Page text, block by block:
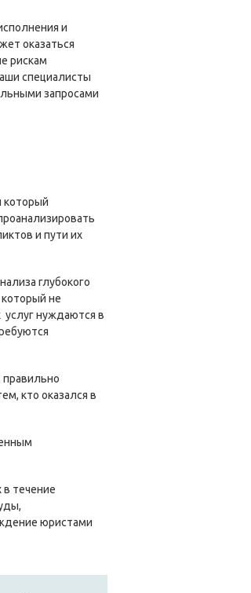
и
оказаться
рискам
специалисты
запросами
который
и пути их
глубокого
не
услуг нуждаются в
кто оказался в
течение
юристами